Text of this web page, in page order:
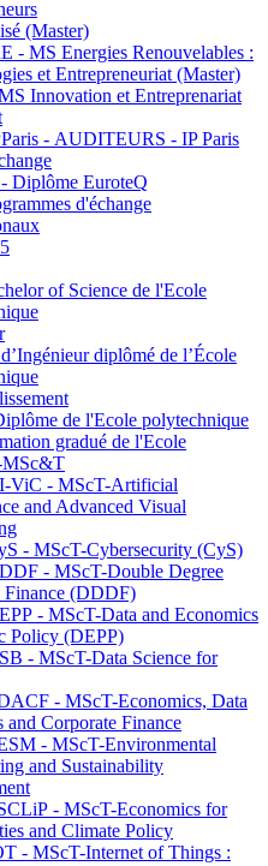
(Master)
- MS Energies Renouvelables :
et Entrepreneuriat (Master)
Innovation et Entreprenariat
- AUDITEURS - IP Paris
Diplôme EuroteQ
d'échange
of Science de l'Ecole
diplômé de l’École
de l'Ecole polytechnique
gradué de l'Ecole
MSc&T
ViC - MScT-Artificial
and Advanced Visual
- MScT-Cybersecurity (CyS)
- MScT-Double Degree
Finance (DDDF)
- MScT-Data and Economics
Policy (DEPP)
- MScT-Data Science for
- MScT-Economics, Data
and Corporate Finance
- MScT-Environmental
and Sustainability
- MScT-Economics for
and Climate Policy
- MScT-Internet of Things :